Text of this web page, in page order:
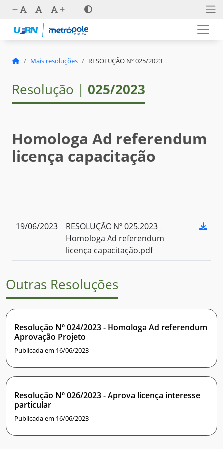
Mais resoluções RESOLUÇÃO Nº 025/2023
Resolução | 025/2023
Homologa Ad referendum
licença capacitação
19/06/2023
RESOLUÇÃO Nº 025.2023_
Homologa Ad referendum
licença capacitação.pdf
Outras Resoluções
Resolução Nº 024/2023 - Homologa Ad referendum
Aprovação Projeto
Publicada em 16/06/2023
Resolução Nº 026/2023 - Aprova licença interesse
particular
Publicada em 16/06/2023